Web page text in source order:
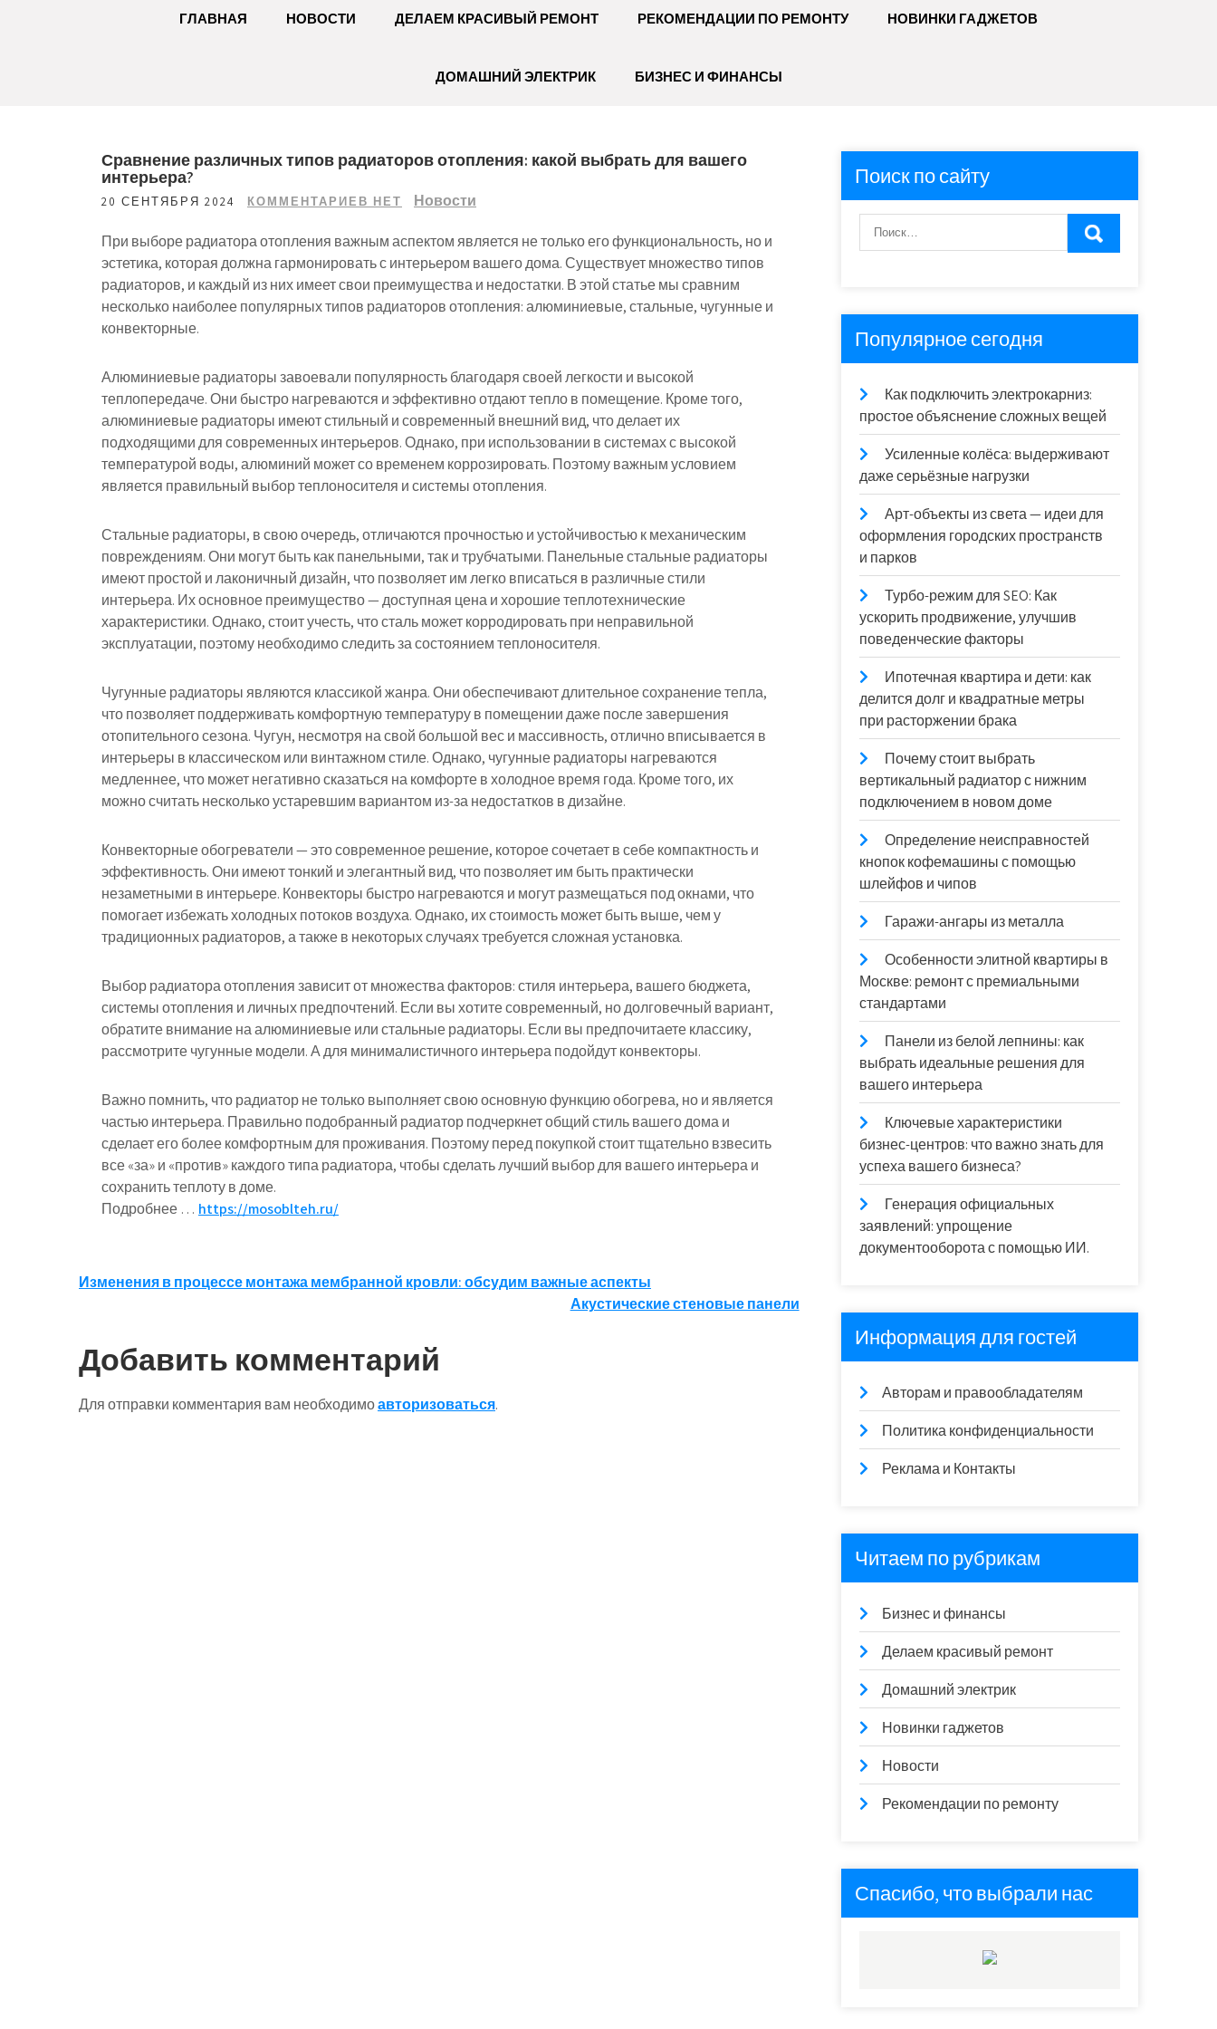
ГЛАВНАЯ НОВОСТИ ДЕЛАЕМ КРАСИВЫЙ РЕМОНТ РЕКОМЕНДАЦИИ ПО РЕМОНТУ НОВИНКИ ГАДЖЕТОВ
ДОМАШНИЙ ЭЛЕКТРИК БИЗНЕС И ФИНАНСЫ
Сравнение различных типов радиаторов отопления: какой выбрать для вашего
интерьера?
20 СЕНТЯБРЯ 2024 КОММЕНТАРИЕВ НЕТ Новости
При выборе радиатора отопления важным аспектом является не только его функциональность, но и
эстетика, которая должна гармонировать с интерьером вашего дома. Существует множество типов
радиаторов, и каждый из них имеет свои преимущества и недостатки. В этой статье мы сравним
несколько наиболее популярных типов радиаторов отопления: алюминиевые, стальные, чугунные и
конвекторные.
Алюминиевые радиаторы завоевали популярность благодаря своей легкости и высокой
теплопередаче. Они быстро нагреваются и эффективно отдают тепло в помещение. Кроме того,
алюминиевые радиаторы имеют стильный и современный внешний вид, что делает их
подходящими для современных интерьеров. Однако, при использовании в системах с высокой
температурой воды, алюминий может со временем коррозировать. Поэтому важным условием
является правильный выбор теплоносителя и системы отопления.
Стальные радиаторы, в свою очередь, отличаются прочностью и устойчивостью к механическим
повреждениям. Они могут быть как панельными, так и трубчатыми. Панельные стальные радиаторы
имеют простой и лаконичный дизайн, что позволяет им легко вписаться в различные стили
интерьера. Их основное преимущество — доступная цена и хорошие теплотехнические
характеристики. Однако, стоит учесть, что сталь может корродировать при неправильной
эксплуатации, поэтому необходимо следить за состоянием теплоносителя.
Чугунные радиаторы являются классикой жанра. Они обеспечивают длительное сохранение тепла,
что позволяет поддерживать комфортную температуру в помещении даже после завершения
отопительного сезона. Чугун, несмотря на свой большой вес и массивность, отлично вписывается в
интерьеры в классическом или винтажном стиле. Однако, чугунные радиаторы нагреваются
медленнее, что может негативно сказаться на комфорте в холодное время года. Кроме того, их
можно считать несколько устаревшим вариантом из-за недостатков в дизайне.
Конвекторные обогреватели — это современное решение, которое сочетает в себе компактность и
эффективность. Они имеют тонкий и элегантный вид, что позволяет им быть практически
незаметными в интерьере. Конвекторы быстро нагреваются и могут размещаться под окнами, что
помогает избежать холодных потоков воздуха. Однако, их стоимость может быть выше, чем у
традиционных радиаторов, а также в некоторых случаях требуется сложная установка.
Выбор радиатора отопления зависит от множества факторов: стиля интерьера, вашего бюджета,
системы отопления и личных предпочтений. Если вы хотите современный, но долговечный вариант,
обратите внимание на алюминиевые или стальные радиаторы. Если вы предпочитаете классику,
рассмотрите чугунные модели. А для минималистичного интерьера подойдут конвекторы.
Важно помнить, что радиатор не только выполняет свою основную функцию обогрева, но и является
частью интерьера. Правильно подобранный радиатор подчеркнет общий стиль вашего дома и
сделает его более комфортным для проживания. Поэтому перед покупкой стоит тщательно взвесить
все «за» и «против» каждого типа радиатора, чтобы сделать лучший выбор для вашего интерьера и
сохранить теплоту в доме.
Подробнее … https://mosoblteh.ru/
Навигация
записям
Изменения в процессе монтажа мембранной кровли: обсудим важные аспекты
Акустические стеновые панели
Добавить комментарий
Для отправки комментария вам необходимоавторизоваться.
Поиск по сайту
Популярное сегодня
Как подключить электрокарниз:
простое объяснение сложных вещей
Усиленные колёса: выдерживают
даже серьёзные нагрузки
Арт-объекты из света — идеи для
оформления городских пространств
и парков
Турбо-режим для SEO: Как
ускорить продвижение, улучшив
поведенческие факторы
Ипотечная квартира и дети: как
делится долг и квадратные метры
при расторжении брака
Почему стоит выбрать
вертикальный радиатор с нижним
подключением в новом доме
Определение неисправностей
кнопок кофемашины с помощью
шлейфов и чипов
Гаражи-ангары из металла
Особенности элитной квартиры в
Москве: ремонт с премиальными
стандартами
Панели из белой лепнины: как
выбрать идеальные решения для
вашего интерьера
Ключевые характеристики
бизнес-центров: что важно знать для
успеха вашего бизнеса?
Генерация официальных
заявлений: упрощение
документооборота с помощью ИИ.
Информация для гостей
Авторам и правообладателям
Политика конфиденциальности
Реклама и Контакты
Читаем по рубрикам
Бизнес и финансы
Делаем красивый ремонт
Домашний электрик
Новинки гаджетов
Новости
Рекомендации по ремонту
Спасибо, что выбрали нас